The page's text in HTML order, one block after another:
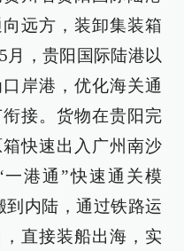
远方，装卸集装箱
月，贵阳国际陆港以
岸港，优化海关通
接。货物在贵阳完
快速出入广州南沙
港通”快速通关模
到内陆，通过铁路运
直接装船出海，实